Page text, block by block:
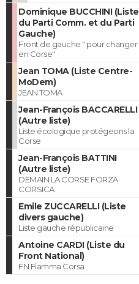
Dominique BUCCHINI (Liste
du Parti Comm. et du Parti
Gauche)
Front de gauche " pour changer
en Corse"
Jean TOMA (Liste Centre-
MoDem)
JEAN TOMA
Jean-François BACCARELLI
(Autre liste)
Liste écologique protégeons la
Corse
Jean-François BATTINI
(Autre liste)
DEMAIN LA CORSE FORZA
CORSICA
Emile ZUCCARELLI (Liste
divers gauche)
Liste gauche républicaine
Antoine CARDI (Liste du
Front National)
FN Fiamma Corsa